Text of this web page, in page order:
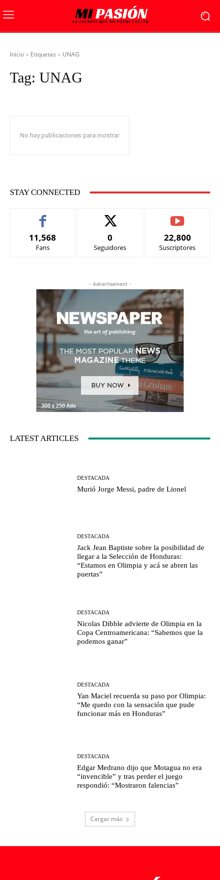
Inicio Etiquetas UNAG
Tag: UNAG
No hay publicaciones para mostrar
STAY CONNECTED
11,568
Fans
0
Seguidores
22,800
Suscriptores
- Advertisement -
LATEST ARTICLES
DESTACADA
Murió Jorge Messi, padre de Lionel
DESTACADA
Jack Jean Baptiste sobre la posibilidad de
llegar a la Selección de Honduras:
“Estamos en Olimpia y acá se abren las
puertas”
DESTACADA
Nicolas Dibble advierte de Olimpia en la
Copa Centroamericana: “Sabemos que la
podemos ganar”
DESTACADA
Yan Maciel recuerda su paso por Olimpia:
“Me quedo con la sensación que pude
funcionar más en Honduras”
DESTACADA
Edgar Medrano dijo que Motagua no era
“invencible” y tras perder el juego
respondió: “Mostraron falencias”
Cargar más